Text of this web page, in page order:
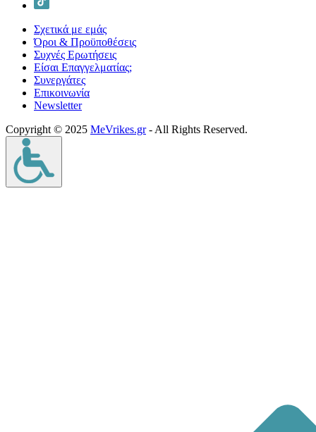
Σχετικά με εμάς
Όροι & Προϋποθέσεις
Συχνές Ερωτήσεις
Είσαι Επαγγελματίας;
Συνεργάτες
Επικοινωνία
Νewsletter
Copyright © 2025 MeVrikes.gr- All Rights Reserved.